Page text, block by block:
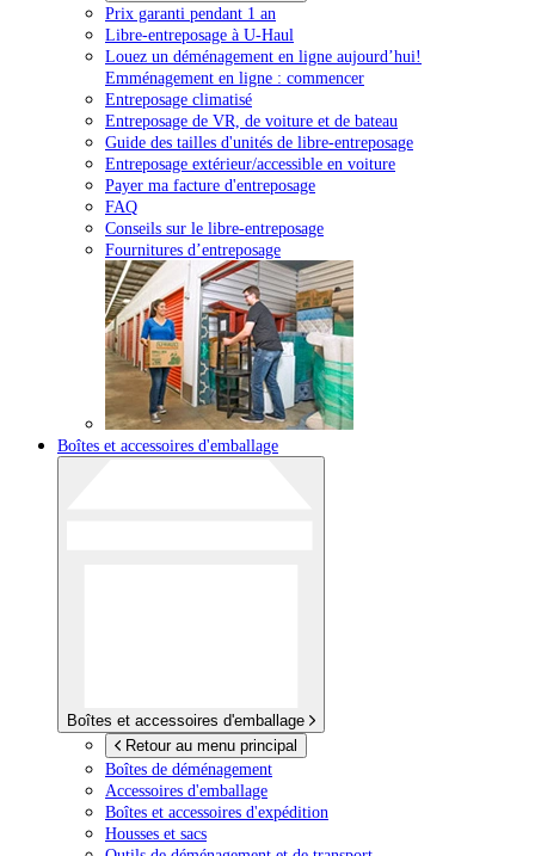
Prix garanti pendant 1 an
Libre-entreposage à U-Haul
Louez un déménagement en ligne aujourd’hui!
Emménagement en ligne : commencer
Entreposage climatisé
Entreposage de VR, de voiture et de bateau
Guide des tailles d'unités de libre-entreposage
Entreposage extérieur/accessible en voiture
Payer ma facture d'entreposage
FAQ
Conseils sur le libre-entreposage
Fournitures d’entreposage
Boîtes et accessoires d'emballage
Boîtes et accessoires d'emballage
Retour au menu principal
Boîtes de déménagement
Accessoires d'emballage
Boîtes et accessoires d'expédition
Housses et sacs